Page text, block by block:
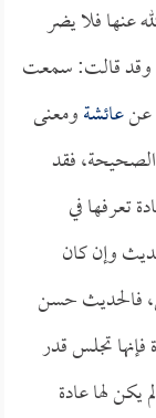
عنها فلا يضر
وقد قالت: سمعت
عنعائشةومعنى
فقد
تعرفها في
وإن كان
فالحديث حسن
فإنها تجلس قدر
لها عادة